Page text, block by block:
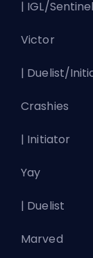
| IGL/Sentinel
Victor
| Duelist/
Crashies
| Initiator
Yay
| Duelist
Marved